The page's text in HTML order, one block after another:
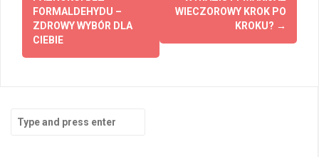
FORMALDEHYDU –
ZDROWY WYBÓR DLA
CIEBIE
WIECZOROWY KROK PO
KROKU? →
for: